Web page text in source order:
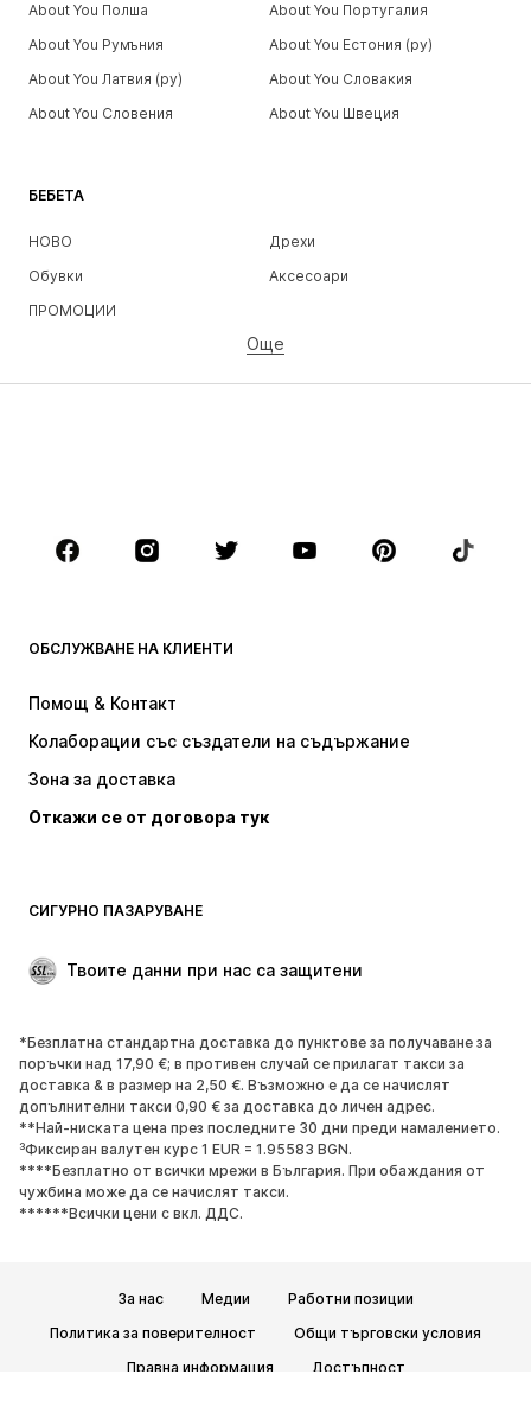
БЕБЕТА
НОВО
Дрехи
Обувки
Аксесоари
ПРОМОЦИИ
МАРКИ
ADIDAS SPORTSWEAR
new balance
Още
ОБСЛУЖВАНЕ НА КЛИЕНТИ
Помощ & Контакт
Колаборации със създатели на съдържание
Зона за доставка
Откажи се от договора тук
СИГУРНО ПАЗАРУВАНЕ
Твоите данни при нас са защитени
*Безплатна стандартна доставка до пунктове за получаване за
поръчки над 17,90 €; в противен случай се прилагат такси за
доставка & в размер на 2,50 €. Възможно е да се начислят
допълнителни такси 0,90 € за доставка до личен адрес.
**Най-ниската цена през последните 30 дни преди намалението.
³Фиксиран валутен курс 1 EUR = 1.95583 BGN.
****Безплатно от всички мрежи в България. При обаждания от
чужбина може да се начислят такси.
******Всички цени с вкл. ДДС.
За нас Медии
Работни позиции
Политика за поверителност
Общи търговски условия
Правна информация
Достъпност
About You Полша
About You Португалия
About You Румъния
About You Естония (ру)
About You Латвия (ру)
About You Словакия
About You Словения
About You Швеция